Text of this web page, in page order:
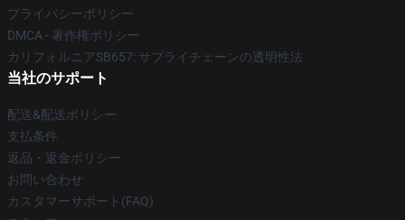
プライバシーポリシー
DMCA - 著作権ポリシー
カリフォルニアSB657: サプライチェーンの透明性法
当社のサポート
配送&配送ポリシー
支払条件
返品・返金ポリシー
お問い合わせ
カスタマーサポート(FAQ)